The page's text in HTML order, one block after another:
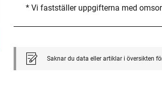
* Vi fastställer uppgifterna med
Saknar du data eller artiklar i översikten